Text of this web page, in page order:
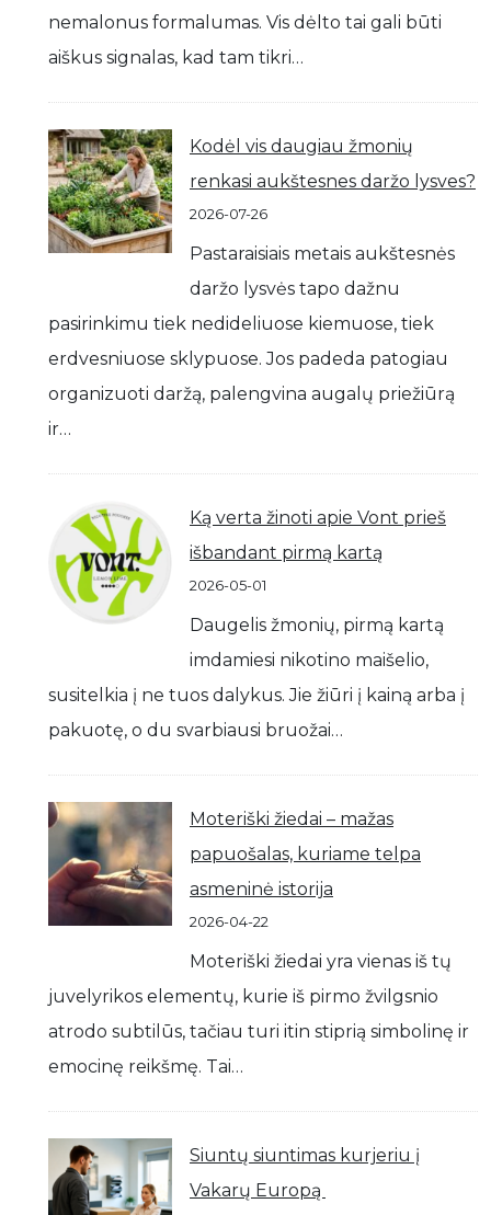
nemalonus formalumas. Vis dėlto tai gali būti
aiškus signalas, kad tam tikri…
Kodėl vis daugiau žmonių
renkasi aukštesnes daržo lysves?
2026-07-26
Pastaraisiais metais aukštesnės
daržo lysvės tapo dažnu
pasirinkimu tiek nedideliuose kiemuose, tiek
erdvesniuose sklypuose. Jos padeda patogiau
organizuoti daržą, palengvina augalų priežiūrą
ir…
Ką verta žinoti apie Vont prieš
išbandant pirmą kartą
2026-05-01
Daugelis žmonių, pirmą kartą
imdamiesi nikotino maišelio,
susitelkia į ne tuos dalykus. Jie žiūri į kainą arba į
pakuotę, o du svarbiausi bruožai…
Moteriški žiedai – mažas
papuošalas, kuriame telpa
asmeninė istorija
2026-04-22
Moteriški žiedai yra vienas iš tų
juvelyrikos elementų, kurie iš pirmo žvilgsnio
atrodo subtilūs, tačiau turi itin stiprią simbolinę ir
emocinę reikšmę. Tai…
Siuntų siuntimas kurjeriu į
Vakarų Europą